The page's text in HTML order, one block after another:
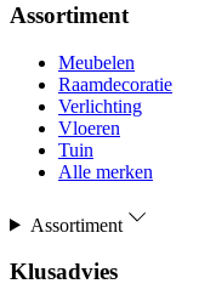
Assortiment
Meubelen
Raamdecoratie
Verlichting
Vloeren
Tuin
Alle merken
Assortiment
Klusadvies